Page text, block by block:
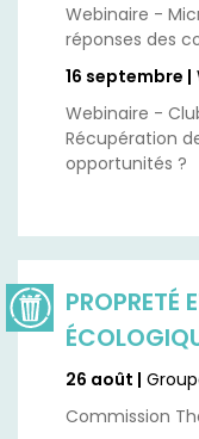
Webinaire -
réponses des
16 septembre |
Webinaire -
Récupération
opportunités ?
PROPRETÉ
26 août |
Commission